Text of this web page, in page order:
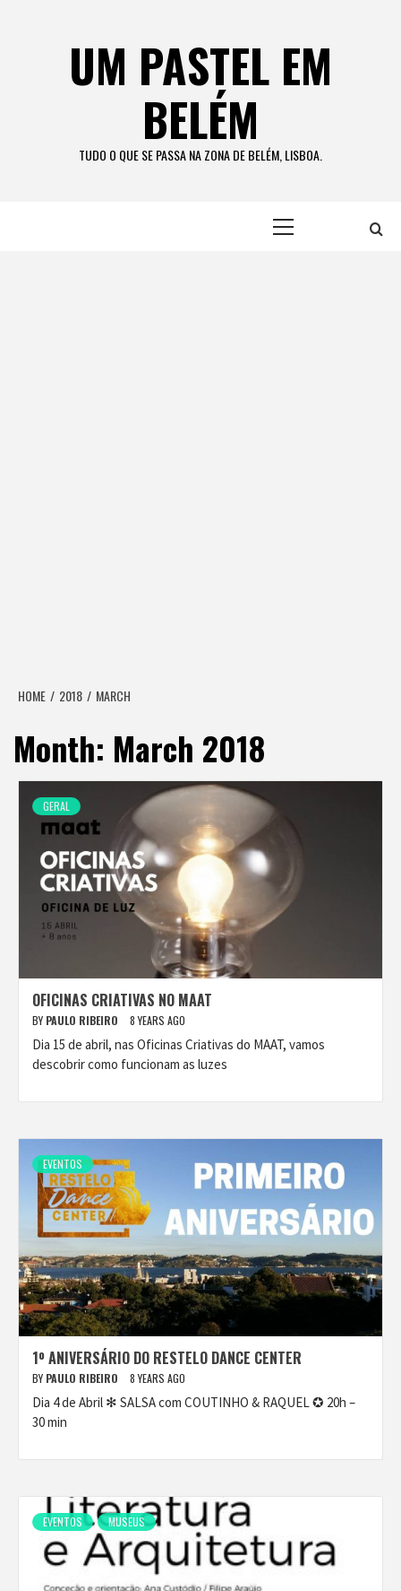
UM PASTEL EM
BELÉM
TUDO O QUE SE PASSA NA ZONA DE BELÉM, LISBOA.
HOME 2018 MARCH
Month: March 2018
GERAL
OFICINAS CRIATIVAS NO MAAT
BY PAULO RIBEIRO 8 YEARS AGO
Dia 15 de abril, nas Oficinas Criativas do MAAT, vamos
descobrir como funcionam as luzes
EVENTOS
1º ANIVERSÁRIO DO RESTELO DANCE CENTER
BY PAULO RIBEIRO 8 YEARS AGO
Dia 4 de Abril ✻ SALSA com COUTINHO & RAQUEL ✪ 20h –
30 min
EVENTOS MUSEUS